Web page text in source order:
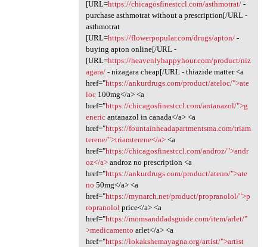
[URL=https://chicagosfinestccl.com/asthmotrat/-
purchase asthmotrat without a prescription[/URL -
asthmotrat
[URL=https://flowerpopular.com/drugs/apton/-
buying apton online[/URL -
[URL=https://heavenlyhappyhour.com/product/niz
agara/- nizagara cheap[/URL - thiazide matter <a
href="https://ankurdrugs.com/product/ateloc/">ate
loc100mg</a> <a
href="https://chicagosfinestccl.com/antanazol/">g
enericantanazol in canada</a> <a
href="https://fountainheadapartmentsma.com/triam
terene/">triamterene</a><a
href="https://chicagosfinestccl.com/androz/">andr
oz</a>androz no prescription <a
href="https://ankurdrugs.com/product/ateno/">ate
no 50mg</a> <a
href="https://mynarch.net/product/propranolol/">p
ropranolol price</a> <a
href="https://momsanddadsguide.com/item/arlet/"
>medicamento arlet</a> <a
href="https://lokakshemayagna.org/artist/">artist